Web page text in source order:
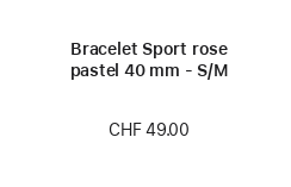
Bracelet Sport rose
pastel 40 mm - S/M
CHF 49.00